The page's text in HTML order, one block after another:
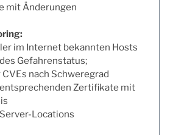
mit Änderungen
im Internet bekannten Hosts
Gefahrenstatus;
nach Schweregrad
Zertifikate mit
Locations